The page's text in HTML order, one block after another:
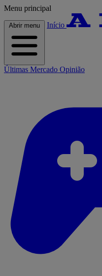
Menu principal
Abrir menu Início
Últimas Mercado Opinião